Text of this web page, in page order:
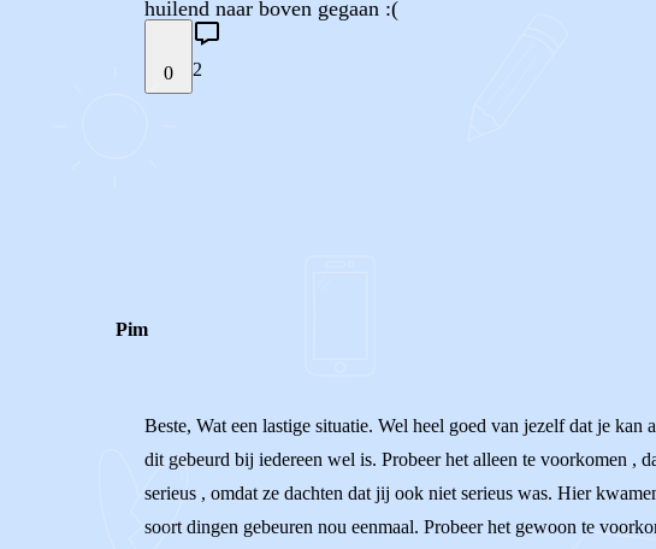
huilend naar boven gegaan :(
0 2
Pim
Beste, Wat een lastige situatie. Wel heel goed van jezelf dat je
dit gebeurd bij iedereen wel is. Probeer het alleen te voorkomen ,
serieus , omdat ze dachten dat jij ook niet serieus was. Hier
soort dingen gebeuren nou eenmaal. Probeer het gewoon te